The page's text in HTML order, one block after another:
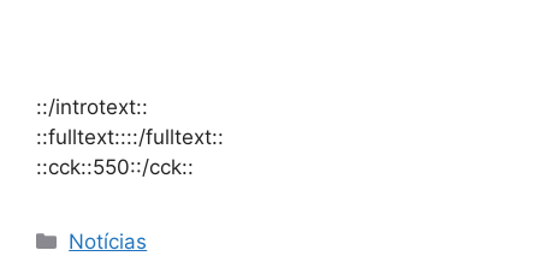
::/introtext::
::fulltext::::/fulltext::
::cck::550::/cck::
Notícias